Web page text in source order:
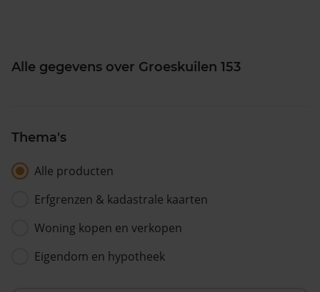
Alle gegevens over Groeskuilen 153
Thema's
Alle producten
Erfgrenzen & kadastrale kaarten
Woning kopen en verkopen
Eigendom en hypotheek